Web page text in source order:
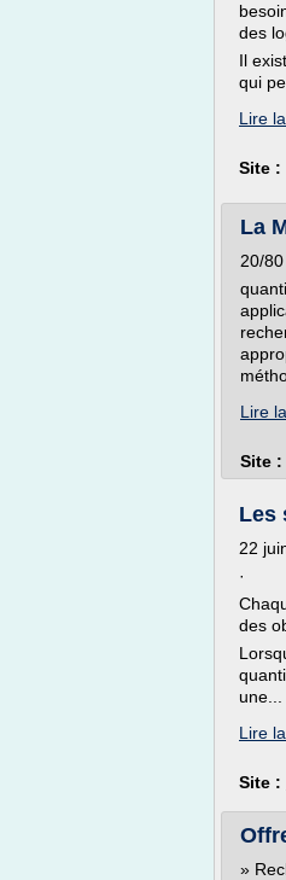
des
Il
qui
Lire
Site :
La
20/80
Lire
Site :
Les
22
·
des
une...
Lire
Site :
»